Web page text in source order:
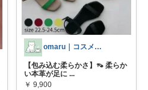
omaru｜コスメと大人女子の暮らし
【包み込む柔らかさ】👡 柔らか
い本革が足に ...
￥ 9,900